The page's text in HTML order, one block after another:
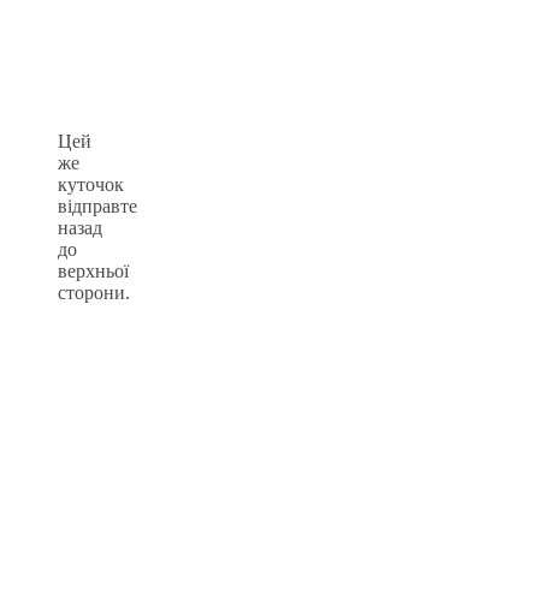
Цей
же
куточок
відправте
назад
до
верхньої
сторони.